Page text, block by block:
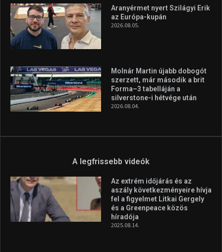
Aranyérmet nyert Szilágyi Erik
az Európa-kupán
2026.08.05.
Molnár Martin újabb dobogót
szerzett, már második a brit
Forma–3 tabelláján a
silverstone-i hétvége után
2026.08.04.
A legfrissebb videók
Az extrém időjárás és az
aszály következményeire hívja
fel a figyelmet Litkai Gergely
és a Greenpeace közös
híradója
2025.08.14.